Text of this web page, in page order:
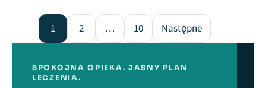
Stronicowanie wpisów
1 2 … 10 Następne
SPOKOJNA OPIEKA. JASNY PLAN
LECZENIA.